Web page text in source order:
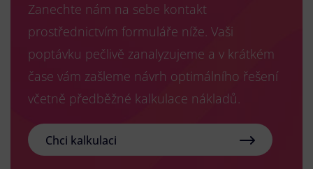
Zanechte nám na sebe kontakt
prostřednictvím formuláře níže. Vaši
poptávku pečlivě zanalyzujeme a v krátkém
čase vám zašleme návrh optimálního řešení
včetně předběžné kalkulace nákladů.
Chci kalkulaci